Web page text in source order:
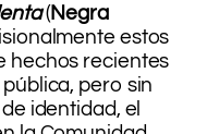
(Negra
estos
hechos recientes
pero sin
identidad, el